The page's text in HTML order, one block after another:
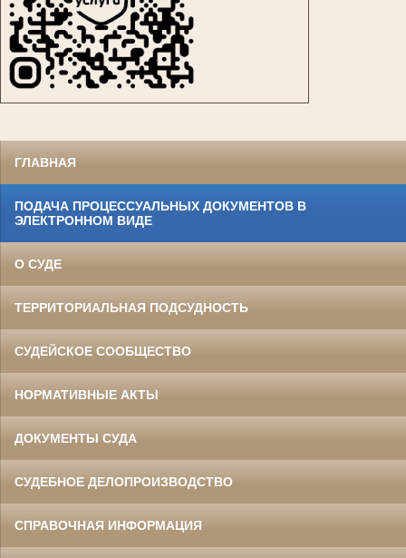
ГЛАВНАЯ
ПОДАЧА ПРОЦЕССУАЛЬНЫХ ДОКУМЕНТОВ В
ЭЛЕКТРОННОМ ВИДЕ
О СУДЕ
ТЕРРИТОРИАЛЬНАЯ ПОДСУДНОСТЬ
СУДЕЙСКОЕ СООБЩЕСТВО
НОРМАТИВНЫЕ АКТЫ
ДОКУМЕНТЫ СУДА
СУДЕБНОЕ ДЕЛОПРОИЗВОДСТВО
СПРАВОЧНАЯ ИНФОРМАЦИЯ